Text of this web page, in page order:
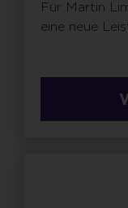
Für Martin
eine neue